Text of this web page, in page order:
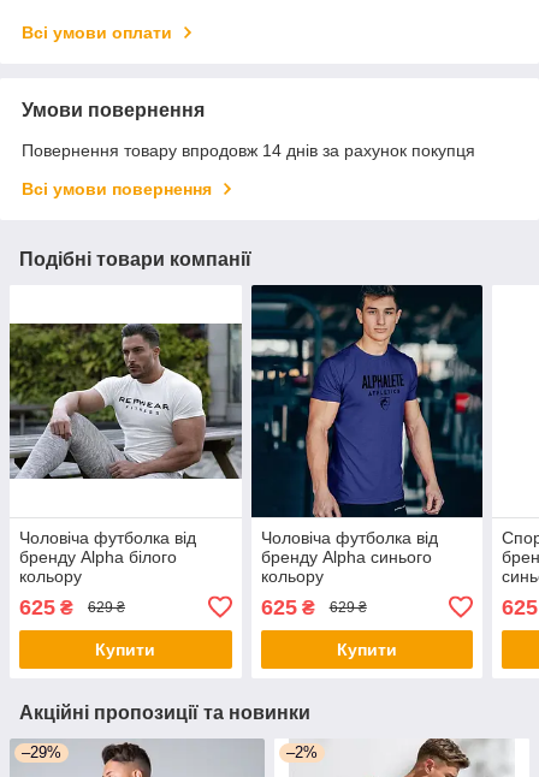
Всі умови оплати
Умови повернення
Повернення товару впродовж 14 днів за рахунок покупця
Всі умови повернення
Подібні товари компанії
Чоловіча футболка від
бренду Alpha білого
кольору
625 ₴ 629 ₴
Купити
Чоловіча футболка від
бренду Alpha синього
кольору
625₴ 629 ₴
Купити
625
Акційні пропозиції та новинки
–29% –2%